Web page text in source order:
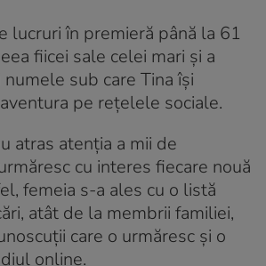
lucruri în premieră până la 61
fiicei sale celei mari și a
sub care Tina își
pe rețelele sociale.
atras atenția a mii de
cu interes fiecare nouă
femeia s-a ales cu o listă
atât de la membrii familiei,
care o urmăresc și o
online.